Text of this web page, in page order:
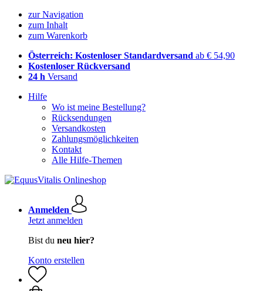
zur Navigation
zum Inhalt
zum Warenkorb
Österreich: Kostenloser Standardversand ab € 54,90
Kostenloser Rückversand
24 h Versand
Hilfe
Wo ist meine Bestellung?
Rücksendungen
Versandkosten
Zahlungsmöglichkeiten
Kontakt
Alle Hilfe-Themen
Anmelden
Jetzt anmelden
Bist du neu hier?
Konto erstellen